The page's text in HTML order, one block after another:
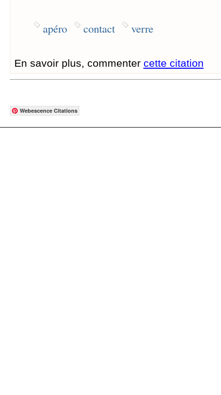
apéro contact verre
En savoir plus, commenter cette citation
Webescence Citations